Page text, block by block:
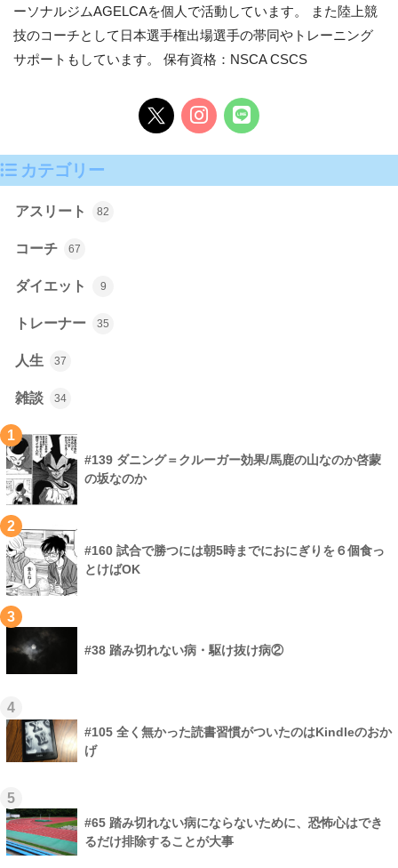
ーソナルジムAGELCAを個人で活動しています。 また陸上競
技のコーチとして日本選手権出場選手の帯同やトレーニング
サポートもしています。 保有資格：NSCA CSCS
カテゴリー
アスリート 82
コーチ 67
ダイエット 9
トレーナー 35
人生 37
雑談 34
1
#139 ダニング＝クルーガー効果/馬鹿の山なのか啓蒙
の坂なのか
2
#160 試合で勝つには朝5時までにおにぎりを６個食っ
とけばOK
3
#38 踏み切れない病・駆け抜け病②
4
#105 全く無かった読書習慣がついたのはKindleのおか
げ
5
#65 踏み切れない病にならないために、恐怖心はでき
るだけ排除することが大事